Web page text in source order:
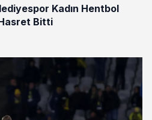
Kadın Hentbol
Bitti